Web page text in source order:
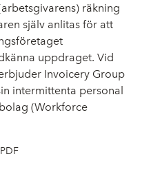
räkning
själv anlitas för att
uppdraget. Vid
Invoicery Group
intermittenta personal
(Workforce